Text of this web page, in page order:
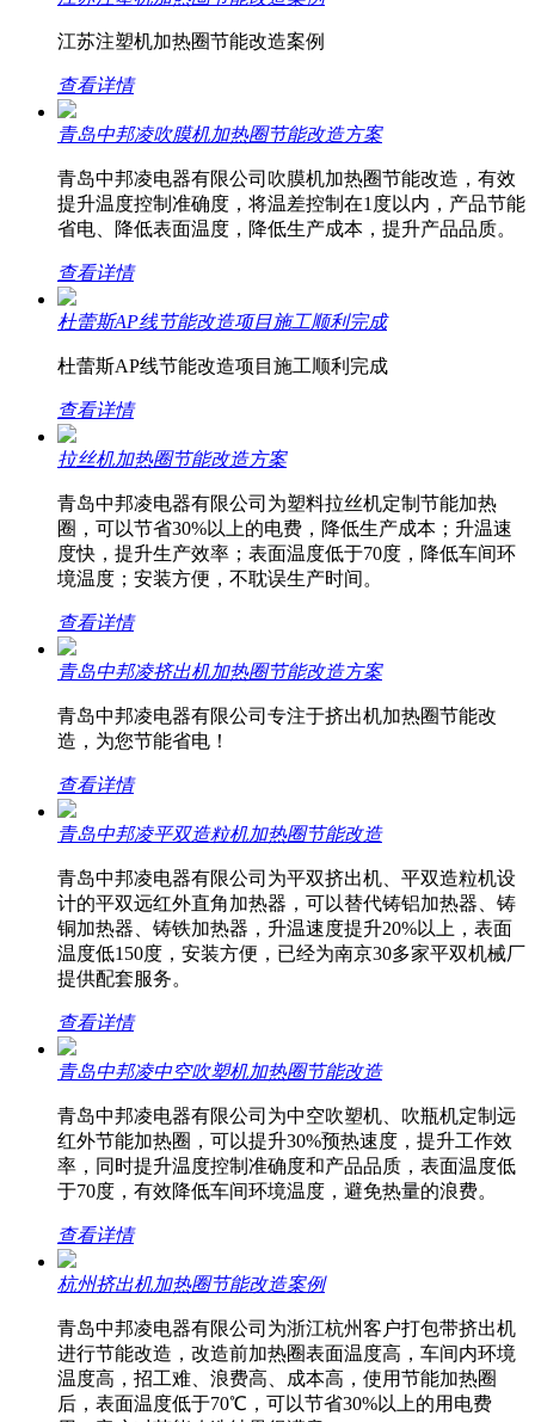
江苏注塑机加热圈节能改造案例
查看详情
青岛中邦凌吹膜机加热圈节能改造方案
青岛中邦凌电器有限公司吹膜机加热圈节能改造，有效
提升温度控制准确度，将温差控制在1度以内，产品节能
省电、降低表面温度，降低生产成本，提升产品品质。
查看详情
杜蕾斯AP线节能改造项目施工顺利完成
杜蕾斯AP线节能改造项目施工顺利完成
查看详情
拉丝机加热圈节能改造方案
青岛中邦凌电器有限公司为塑料拉丝机定制节能加热
圈，可以节省30%以上的电费，降低生产成本；升温速
度快，提升生产效率；表面温度低于70度，降低车间环
境温度；安装方便，不耽误生产时间。
查看详情
青岛中邦凌挤出机加热圈节能改造方案
青岛中邦凌电器有限公司专注于挤出机加热圈节能改
造，为您节能省电！
查看详情
青岛中邦凌平双造粒机加热圈节能改造
青岛中邦凌电器有限公司为平双挤出机、平双造粒机设
计的平双远红外直角加热器，可以替代铸铝加热器、铸
铜加热器、铸铁加热器，升温速度提升20%以上，表面
温度低150度，安装方便，已经为南京30多家平双机械厂
提供配套服务。
查看详情
青岛中邦凌中空吹塑机加热圈节能改造
青岛中邦凌电器有限公司为中空吹塑机、吹瓶机定制远
红外节能加热圈，可以提升30%预热速度，提升工作效
率，同时提升温度控制准确度和产品品质，表面温度低
于70度，有效降低车间环境温度，避免热量的浪费。
查看详情
杭州挤出机加热圈节能改造案例
青岛中邦凌电器有限公司为浙江杭州客户打包带挤出机
进行节能改造，改造前加热圈表面温度高，车间内环境
温度高，招工难、浪费高、成本高，使用节能加热圈
后，表面温度低于70℃，可以节省30%以上的用电费